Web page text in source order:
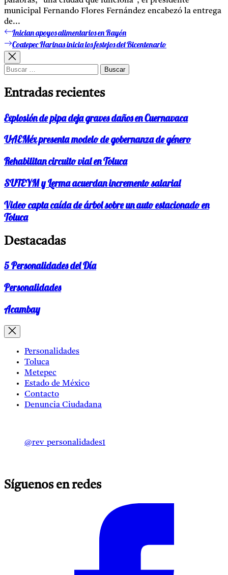
municipal Fernando Flores Fernández encabezó la entrega
de...
Navegación
de
entradas
Entrada
anterior:
Inician apoyos alimentarios en Rayón
Entrada
siguiente:
Coatepec Harinas inicia los festejos del Bicentenario
Buscar:
Entradas recientes
Explosión de pipa deja graves daños en Cuernavaca
UAEMéx presenta modelo de gobernanza de género
Rehabilitan circuito vial en Toluca
SUTEYM y Lerma acuerdan incremento salarial
Video capta caída de árbol sobre un auto estacionado en
Toluca
Destacadas
5 Personalidades del Día
Personalidades
Acambay
Personalidades
Toluca
Metepec
Estado de México
Contacto
Denuncia Ciudadana
@rev_personalidades1
Síguenos en redes